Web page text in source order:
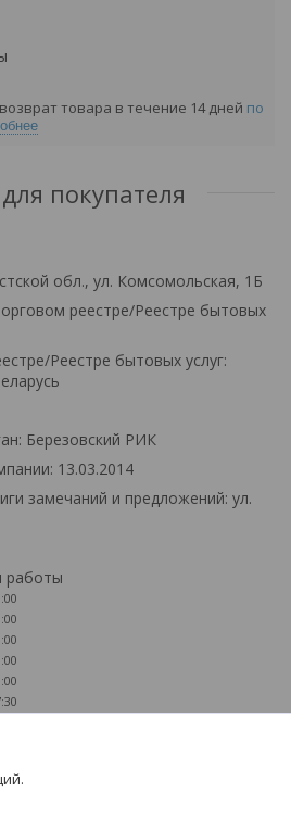
возврат товара в течение 14 дней по
покупателя
обл., ул. Комсомольская, 1Б
реестре/Реестре бытовых
Реестре бытовых услуг:
Березовский РИК
13.03.2014
замечаний и предложений: ул.
работы